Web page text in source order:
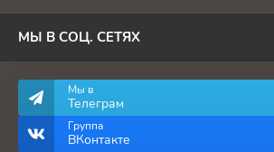
МЫ В СОЦ. СЕТЯХ
Мы в
Телеграм
Группа
ВКонтакте